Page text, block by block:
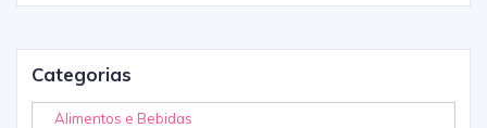
Categorias
Alimentos e Bebidas